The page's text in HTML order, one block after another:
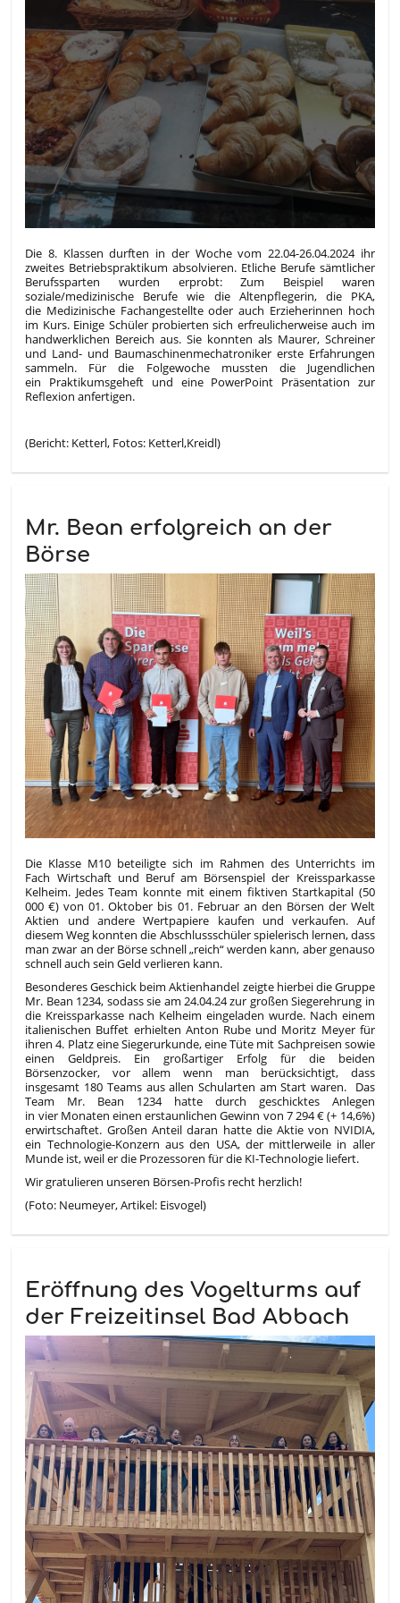
Die 8. Klassen durften in der Woche vom 22.04-26.04.2024 ihr
zweites Betriebspraktikum absolvieren. Etliche Berufe sämtlicher
Berufssparten wurden erprobt: Zum Beispiel waren
soziale/medizinische Berufe wie die Altenpflegerin, die PKA,
die Medizinische Fachangestellte oder auch Erzieherinnen hoch
im Kurs. Einige Schüler probierten sich erfreulicherweise auch im
handwerklichen Bereich aus. Sie konnten als Maurer, Schreiner
und Land- und Baumaschinenmechatroniker erste Erfahrungen
sammeln. Für die Folgewoche mussten die Jugendlichen
ein Praktikumsgeheft und eine PowerPoint Präsentation zur
Reflexion anfertigen.
(Bericht: Ketterl, Fotos: Ketterl,Kreidl)
Mr. Bean erfolgreich an der
Börse
Die Klasse M10 beteiligte sich im Rahmen des Unterrichts im
Fach Wirtschaft und Beruf am Börsenspiel der Kreissparkasse
Kelheim. Jedes Team konnte mit einem fiktiven Startkapital (50
000 €) von 01. Oktober bis 01. Februar an den Börsen der Welt
Aktien und andere Wertpapiere kaufen und verkaufen. Auf
diesem Weg konnten die Abschlussschüler spielerisch lernen, dass
man zwar an der Börse schnell „reich“ werden kann, aber genauso
schnell auch sein Geld verlieren kann.
Besonderes Geschick beim Aktienhandel zeigte hierbei die Gruppe
Mr. Bean 1234, sodass sie am 24.04.24 zur großen Siegerehrung in
die Kreissparkasse nach Kelheim eingeladen wurde. Nach einem
italienischen Buffet erhielten Anton Rube und Moritz Meyer für
ihren 4. Platz eine Siegerurkunde, eine Tüte mit Sachpreisen sowie
einen Geldpreis. Ein großartiger Erfolg für die beiden
Börsenzocker, vor allem wenn man berücksichtigt, dass
insgesamt 180 Teams aus allen Schularten am Start waren. Das
Team Mr. Bean
1234 hatte
durch geschicktes Anlegen
in vier Monaten einen erstaunlichen Gewinn von 7 294 € (+ 14,6%)
erwirtschaftet. Großen Anteil daran hatte die Aktie von NVIDIA,
ein Technologie-Konzern aus den USA, der mittlerweile in aller
Munde ist, weil er die Prozessoren für die KI-Technologie liefert.
Wir gratulieren unseren Börsen-Profis recht herzlich!
(Foto: Neumeyer, Artikel: Eisvogel)
Eröffnung des Vogelturms auf
der Freizeitinsel Bad Abbach